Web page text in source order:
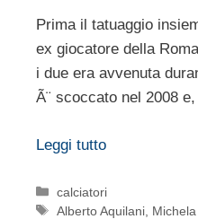
Prima il tatuaggio
ex giocatore della
i due era avvenuta
Ã¨ scoccato nel 2008
Leggi tutto
Categorie
calciatori
Tag
Alberto Aquilani